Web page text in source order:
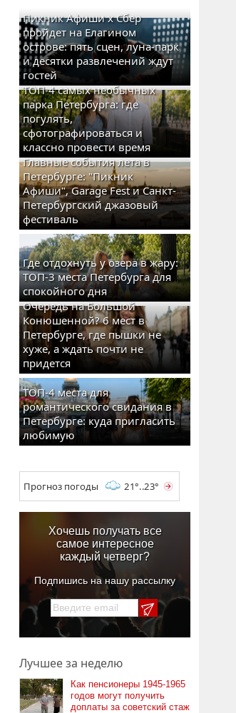
Пикник Афиши x Сбер
пройдет на Елагином
острове: пять сцен, луна-парк
и десятки развлечений ждут
гостей
ТОП-4 самых необычных
парка Петербурга: где
погулять,
сфотографироваться и
классно провести время
Главные события лета в
Петербурге: "Пикник
Афиши", Garage Fest и Санкт-
Петербургский джазовый
фестиваль
Где отдохнуть у озера в жару:
ТОП-3 места Петербурга для
спокойного дня
Очередь на Большой
Конюшенной? 6 мест в
Петербурге, где пышки не
хуже, а ждать почти не
придется
ТОП-4 места для
романтического свидания в
Петербурге: куда пригласить
любимую
Прогноз погоды 21°..23°
Хочешь получать все
самое интересное
каждый четверг?
Подпишись на нашу рассылку
Лучшее за неделю
Как пенсионеры 1945-1965
годов могут получить
доплаты за советский стаж